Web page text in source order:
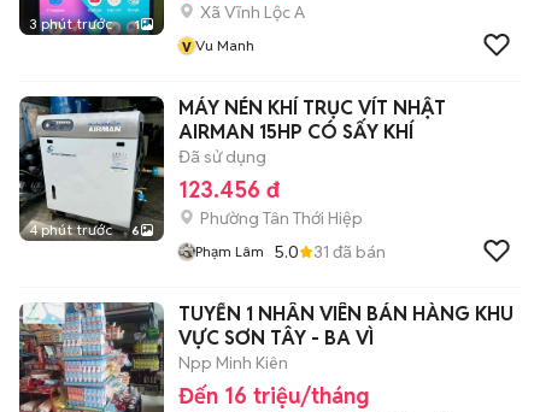
3 phút trước 1
Xã Vĩnh Lộc A
v Vu Manh
4 phút trước 6
MÁY NÉN KHÍ TRỤC VÍT NHẬT
AIRMAN 15HP CÓ SẤY KHÍ
Đã sử dụng
123.456 đ
Phường Tân Thới Hiệp
Phạm Lâm 5.0 31 đã bán
TUYỂN 1 NHÂN VIÊN BÁN HÀNG KHU
VỰC SƠN TÂY - BA VÌ
Npp Minh Kiên
Đến 16 triệu/tháng